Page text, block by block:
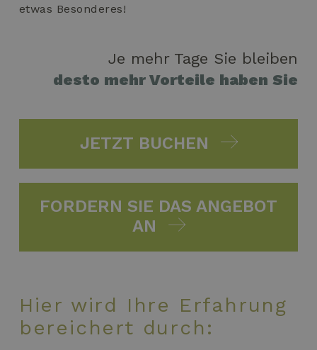
etwas Besonderes!
Je mehr Tage Sie bleiben
desto mehr Vorteile haben Sie
JETZT BUCHEN
FORDERN SIE DAS ANGEBOT
AN
Hier wird Ihre Erfahrung
bereichert durch: